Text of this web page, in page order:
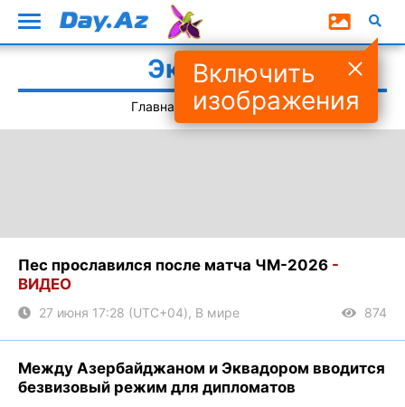
Эквадор
Главная #Эквадор
Пес прославился после матча ЧМ-2026 -
ВИДЕО
27 июня 17:28 (UTC+04), В мире 874
Между Азербайджаном и Эквадором вводится
безвизовый режим для дипломатов
Включить
изображения